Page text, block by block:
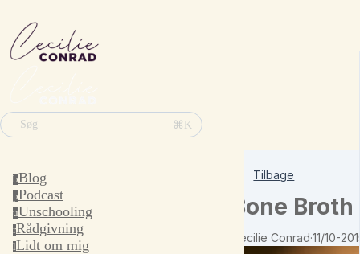
Søg ⌘K
bBlog
pPodcast
uUnschooling
rRådgivning
lLidt om mig
Tilbage
Bone
Cecilie Conrad·11/10-